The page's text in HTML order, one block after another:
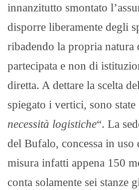
innanzitutto smontato
disporre liberamente degli
ribadendo la propria natura
partecipata e non di
diretta. A dettare la scelta
spiegato i vertici, sono state
necessità logistiche“. La
del Bufalo, concessa in uso
misura infatti appena 150
conta solamente sei stanze